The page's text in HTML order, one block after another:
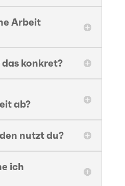
Arbeit
konkret?
ab?
nutzt du?
ich